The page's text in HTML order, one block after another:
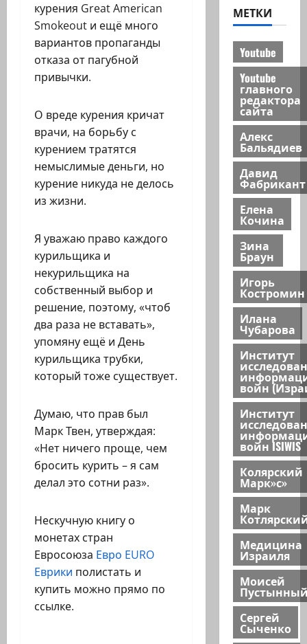
курения Great American
Smokeout и ещё много
вариантов пропаганды
отказа от пагубной
привычки.
О вреде курения кричат
врачи, на борьбу с
курением тратятся
немыслимые деньги, но
курение никуда не делось
из жизни.
Я уважаю право каждого
курильщика и
некурильщика на
собственный выбор и
решение, поэтому, «чтоб
два раза не вставать»,
упомяну ещё и День
курильщика трубки,
который тоже существует.
Думаю, что прав был
Марк Твен, утверждая:
«Нет ничего проще, чем
бросить курить – я сам
делал это сотни раз».
Нескучную книгу о
монетах стран
Евросоюза Евро EURO
Еврики полистать и
купить можно прямо по
ссылке.
МЕТКИ
Youtube
Youtube
главного
редактора
сайта
Алекс
Бальядиев
Давид
Фабрикант
Елена
Кочина
Зина
Браун
Игорь
Костромин
Илана
Чубарова
Институт
войн
Институт
войн ISIWIS
Колярский
Марк»с»
Марк
Медицина
Израиля
Моисей
Сергей
Сыченко